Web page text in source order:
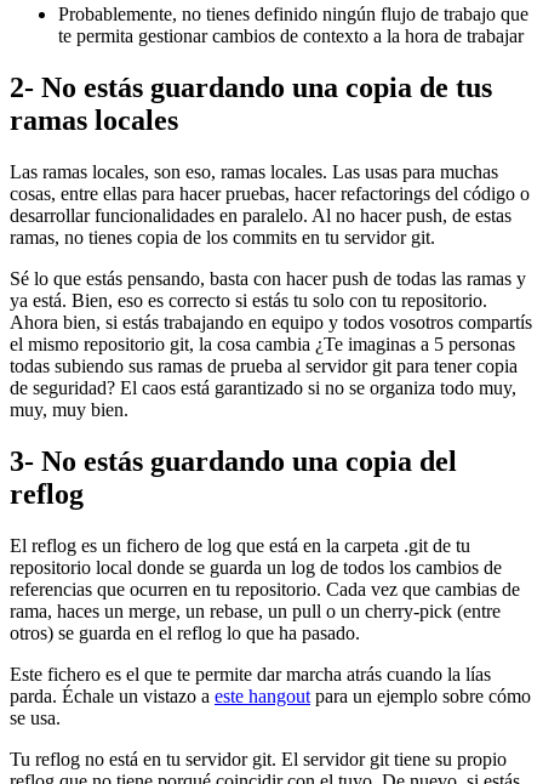
Probablemente, no tienes definido ningún flujo de trabajo que
te permita gestionar cambios de contexto a la hora de trabajar
2- No estás guardando una copia de tus
ramas locales
Las ramas locales, son eso, ramas locales. Las usas para muchas
cosas, entre ellas para hacer pruebas, hacer refactorings del código o
desarrollar funcionalidades en paralelo. Al no hacer push, de estas
ramas, no tienes copia de los commits en tu servidor git.
Sé lo que estás pensando, basta con hacer push de todas las ramas y
ya está. Bien, eso es correcto si estás tu solo con tu repositorio.
Ahora bien, si estás trabajando en equipo y todos vosotros compartís
el mismo repositorio git, la cosa cambia ¿Te imaginas a 5 personas
todas subiendo sus ramas de prueba al servidor git para tener copia
de seguridad? El caos está garantizado si no se organiza todo muy,
muy, muy bien.
3- No estás guardando una copia del
reflog
El reflog es un fichero de log que está en la carpeta .git de tu
repositorio local donde se guarda un log de todos los cambios de
referencias que ocurren en tu repositorio. Cada vez que cambias de
rama, haces un merge, un rebase, un pull o un cherry-pick (entre
otros) se guarda en el reflog lo que ha pasado.
Este fichero es el que te permite dar marcha atrás cuando la lías
parda. Échale un vistazo a este hangout para un ejemplo sobre cómo
se usa.
Tu reflog no está en tu servidor git. El servidor git tiene su propio